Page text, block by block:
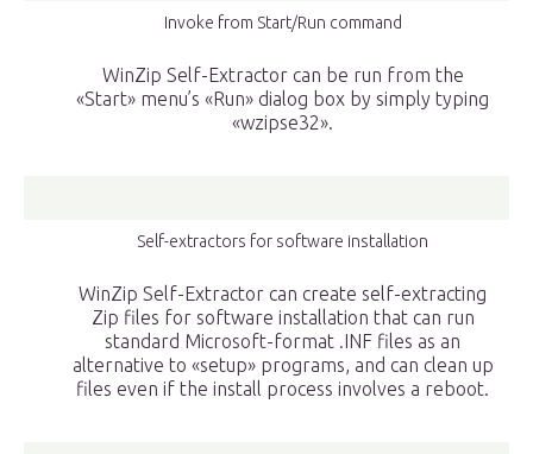
Invoke from Start/Run command
WinZip Self-Extractor can be run from the
«Start» menu’s «Run» dialog box by simply typing
«wzipse32».
Self-extractors for software installation
WinZip Self-Extractor can create self-extracting
Zip files for software installation that can run
standard Microsoft-format .INF files as an
alternative to «setup» programs, and can clean up
files even if the install process involves a reboot.